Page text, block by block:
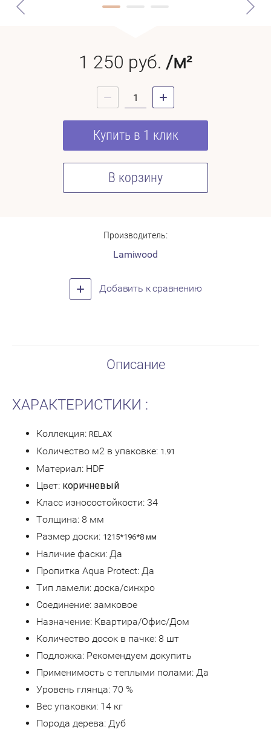
1 250 руб. /м²
Купить в 1 клик
В корзину
Производитель:
Lamiwood
Добавить к сравнению
Описание
ХАРАКТЕРИСТИКИ :
Коллекция: RELAX
Количество м2 в упаковке: 1.91
Материал: HDF
Цвет: коричневый
Класс износостойкости: 34
Толщина: 8 мм
Размер доски: 1215*196*8 мм
Наличие фаски: Да
Пропитка Aqua Protect: Да
Тип ламели: доска/синхро
Соединение: замковое
Назначение: Квартира/Офис/Дом
Количество досок в пачке: 8 шт
Подложка: Рекомендуем докупить
Применимость с теплыми полами: Да
Уровень глянца: 70 %
Вес упаковки: 14 кг
Порода дерева: Дуб